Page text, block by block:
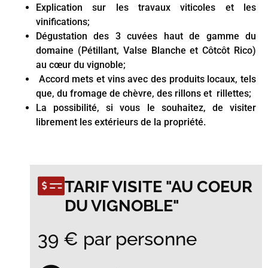
Explication sur les travaux viticoles et les
vinifications;
Dégustation des 3 cuvées haut de gamme du
domaine (Pétillant, Valse Blanche et Côtcôt Rico)
au cœur du vignoble;
Accord mets et vins avec des produits locaux, tels
que, du fromage de chèvre, des rillons et rillettes;
La possibilité, si vous le souhaitez, de visiter
librement les extérieurs de la propriété.
TARIF VISITE "AU COEUR
DU VIGNOBLE"
39 € par personne